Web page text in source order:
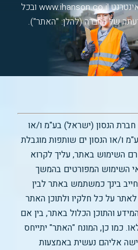
באתר החברה, הפועל בכתובת האינטרנט www.ihanson.co.il ובכל
של החברה (להלן: "האתר").
הנסון (ישראל) בע"מ ו/או
ו/או הנסון ים שותפות מוגבלת
השימוש באתר, עליך לקרוא
השימוש המפורטים בהמשך
בינך כמשתמש באתר לבין
על כל חלקיו ולתוכן האתר
והתוכן הכלול באתר, בין אם
כמו כן, המונח "האתר" יתייחס
אליהם נעשית באמצעות